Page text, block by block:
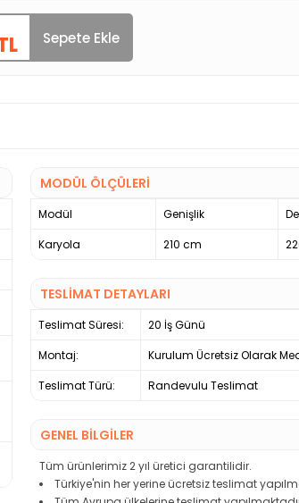
Sepete Ekle
MODÜL ÖLÇÜLERİ
Modül Genişlik
Karyola
210 cm
TESLİMAT DETAYLARI
Teslimat Süresi:
20 İş Günü
Montaj:
Kurulum Ücretsiz Olarak
Teslimat Türü:
Randevulu Teslimat
GENEL BİLGİLER
Tüm ürünlerimiz 2 yıl üretici garantilidir.
Türkiye'nin her yerine ücretsiz teslimat